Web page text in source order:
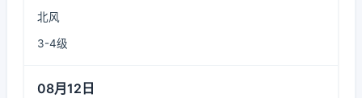
北风
3-4级
08月12日